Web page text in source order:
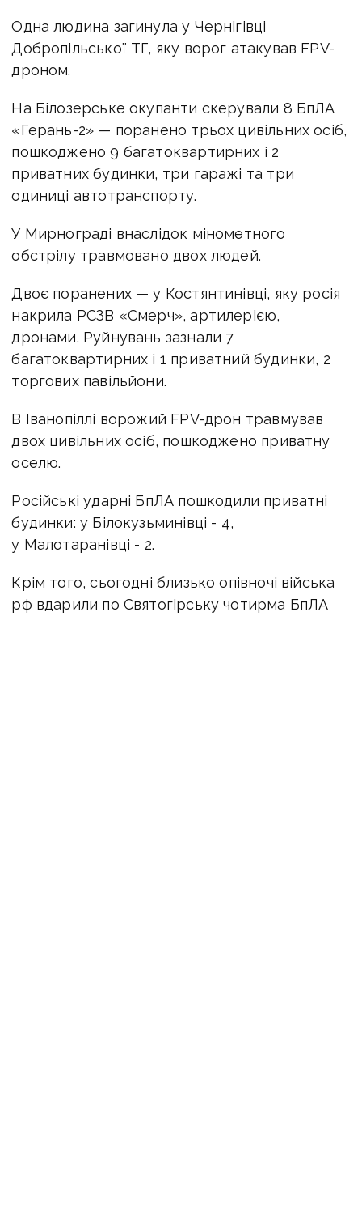
Одна людина загинула у Чернігівці
Добропільської ТГ, яку ворог атакував FPV-
дроном.
На Білозерське окупанти скерували 8 БпЛА
«Герань-2» — поранено трьох цивільних осіб,
пошкоджено 9 багатоквартирних і 2
приватних будинки, три гаражі та три
одиниці автотранспорту.
У Мирнограді внаслідок мінометного
обстрілу травмовано двох людей.
Двоє поранених — у Костянтинівці, яку росія
накрила РСЗВ «Смерч», артилерією,
дронами. Руйнувань зазнали 7
багатоквартирних і 1 приватний будинки, 2
торгових павільйони.
В Іванопіллі ворожий FPV-дрон травмував
двох цивільних осіб, пошкоджено приватну
оселю.
Російські ударні БпЛА пошкодили приватні
будинки: у Білокузьминівці - 4,
у Малотаранівці - 2.
Крім того, сьогодні близько опівночі війська
рф вдарили по Святогірську чотирма БпЛА